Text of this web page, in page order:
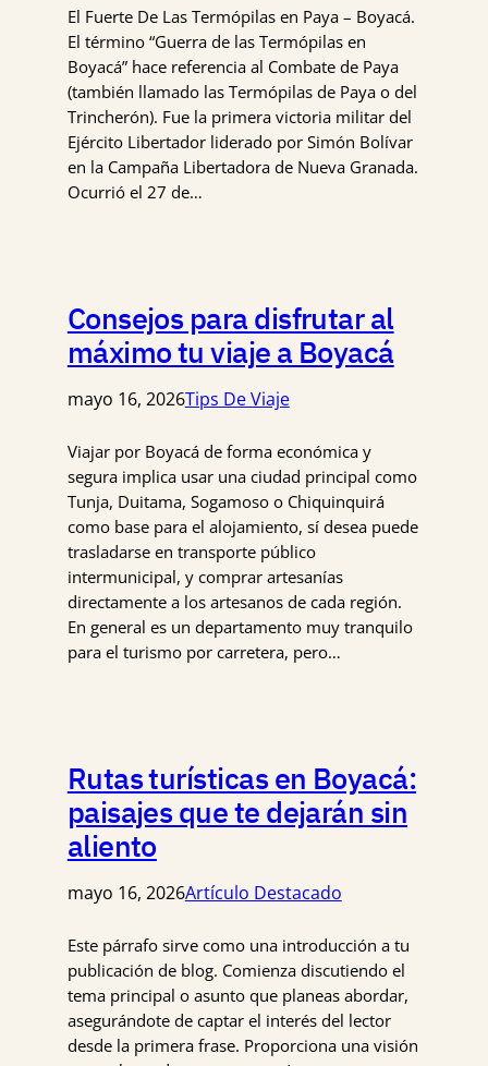
El Fuerte De Las Termópilas en Paya – Boyacá.
El término “Guerra de las Termópilas en
Boyacá” hace referencia al Combate de Paya
(también llamado las Termópilas de Paya o del
Trincherón). Fue la primera victoria militar del
Ejército Libertador liderado por Simón Bolívar
en la Campaña Libertadora de Nueva Granada.
Ocurrió el 27 de…
Consejos para disfrutar al
máximo tu viaje a Boyacá
mayo 16, 2026Tips De Viaje
Viajar por Boyacá de forma económica y
segura implica usar una ciudad principal como
Tunja, Duitama, Sogamoso o Chiquinquirá
como base para el alojamiento, sí desea puede
trasladarse en transporte público
intermunicipal, y comprar artesanías
directamente a los artesanos de cada región.
En general es un departamento muy tranquilo
para el turismo por carretera, pero…
Rutas turísticas en Boyacá:
paisajes que te dejarán sin
aliento
mayo 16, 2026Artículo Destacado
Este párrafo sirve como una introducción a tu
publicación de blog. Comienza discutiendo el
tema principal o asunto que planeas abordar,
asegurándote de captar el interés del lector
desde la primera frase. Proporciona una visión